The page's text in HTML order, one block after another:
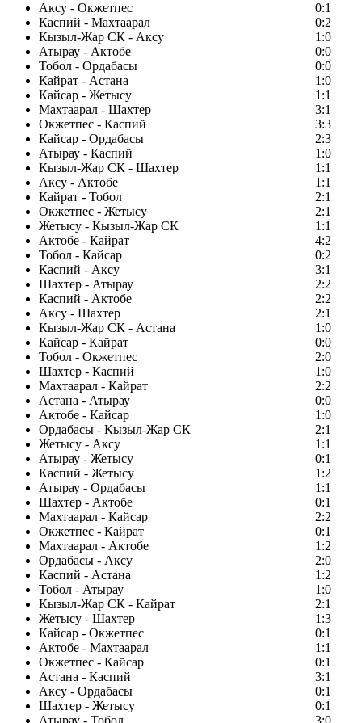
Аксу - Окжетпес
0:1
Каспий - Махтаарал
0:2
Кызыл-Жар СК - Аксу
1:0
Атырау - Актобе
0:0
Тобол - Ордабасы
0:0
Кайрат - Астана
1:0
Кайсар - Жетысу
1:1
Махтаарал - Шахтер
3:1
Окжетпес - Каспий
3:3
Кайсар - Ордабасы
2:3
Атырау - Каспий
1:0
Кызыл-Жар СК - Шахтер
1:1
Аксу - Актобе
1:1
Кайрат - Тобол
2:1
Окжетпес - Жетысу
2:1
Жетысу - Кызыл-Жар СК
1:1
Актобе - Кайрат
4:2
Тобол - Кайсар
0:2
Каспий - Аксу
3:1
Шахтер - Атырау
2:2
Каспий - Актобе
2:2
Аксу - Шахтер
2:1
Кызыл-Жар СК - Астана
1:0
Кайсар - Кайрат
0:0
Тобол - Окжетпес
2:0
Шахтер - Каспий
1:0
Махтаарал - Кайрат
2:2
Астана - Атырау
0:0
Актобе - Кайсар
1:0
Ордабасы - Кызыл-Жар СК
2:1
Жетысу - Аксу
1:1
Атырау - Жетысу
0:1
Каспий - Жетысу
1:2
Атырау - Ордабасы
1:1
Шахтер - Актобе
0:1
Махтаарал - Кайсар
2:2
Окжетпес - Кайрат
0:1
Махтаарал - Актобе
1:2
Ордабасы - Аксу
2:0
Каспий - Астана
1:2
Тобол - Атырау
1:0
Кызыл-Жар СК - Кайрат
2:1
Жетысу - Шахтер
1:3
Кайсар - Окжетпес
0:1
Актобе - Махтаарал
1:1
Окжетпес - Кайсар
0:1
Астана - Каспий
3:1
Аксу - Ордабасы
0:1
Шахтер - Жетысу
0:1